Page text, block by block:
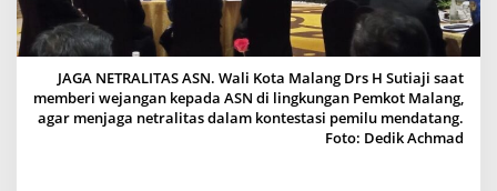
R
I
T
A
JAGA NETRALITAS ASN. Wali Kota Malang Drs H Sutiaji saat
memberi wejangan kepada ASN di lingkungan Pemkot Malang,
agar menjaga netralitas dalam kontestasi pemilu mendatang.
Foto: Dedik Achmad